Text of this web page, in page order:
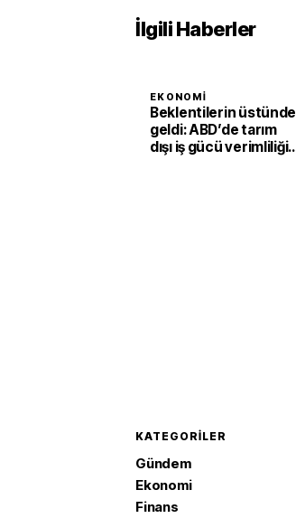
İlgili Haberler
EKONOMI
Beklentilerin üstünde
geldi: ABD’de tarım
dışı iş gücü verimliliği
KATEGORILER
Gündem
Ekonomi
Finans